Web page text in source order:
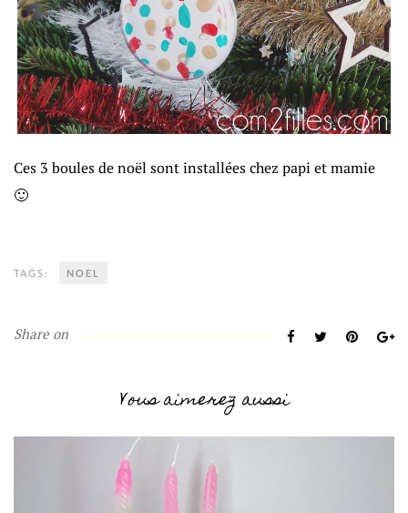
Ces 3 boules de noël sont installées chez papi et mamie
🙂
TAGS: NOEL
Share on
Vous aimerez aussi